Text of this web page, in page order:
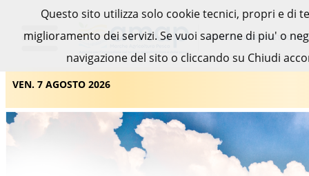
VEN. 7 AGOSTO 2026
Questo sito utilizza solo cookie tecnici, propri e di
miglioramento dei servizi. Se vuoi saperne di piu' o
navigazione del sito o cliccando su Chiudi